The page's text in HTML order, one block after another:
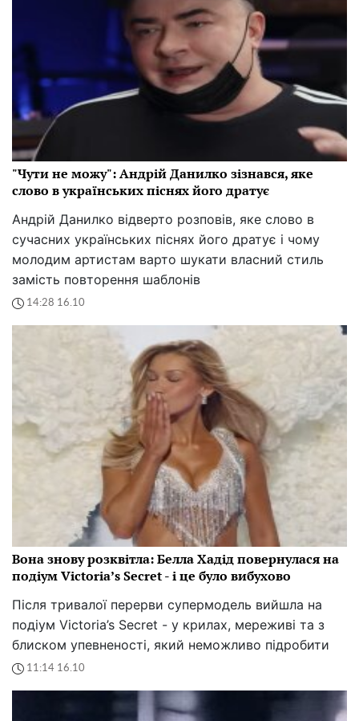
"Чути не можу": Андрій Данилко зізнався, яке
слово в українських піснях його дратує
Андрій Данилко відверто розповів, яке слово в
сучасних українських піснях його дратує і чому
молодим артистам варто шукати власний стиль
замість повторення шаблонів
14:28 16.10
Вона знову розквітла: Белла Хадід повернулася на
подіум Victoria’s Secret - і це було вибухово
Після тривалої перерви супермодель вийшла на
подіум Victoria’s Secret - у крилах, мереживі та з
блиском упевненості, який неможливо підробити
11:14 16.10